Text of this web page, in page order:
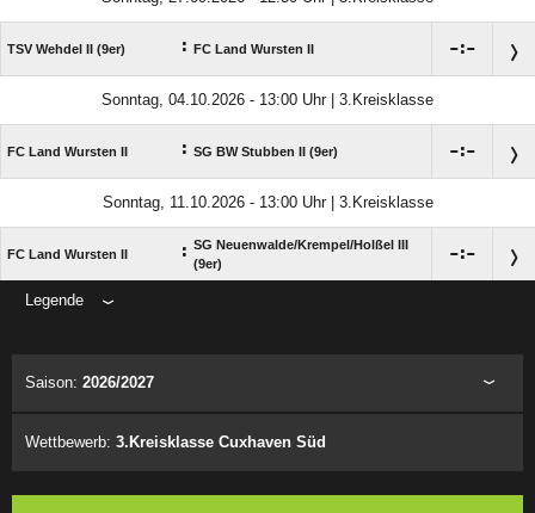
TSV Wehdel II (9er) : FC Land Wursten II :
Sonntag, 04.10.2026 - 13:00 Uhr | 3.Kreisklasse
FC Land Wursten II : SG BW Stubben II (9er) :
Sonntag, 11.10.2026 - 13:00 Uhr | 3.Kreisklasse
FC Land Wursten II : SG Neuenwalde/​Krempel/​Holßel III
(9er)
:
Legende
Saison: 2026/2027
Wettbewerb: 3.Kreisklasse Cuxhaven Süd